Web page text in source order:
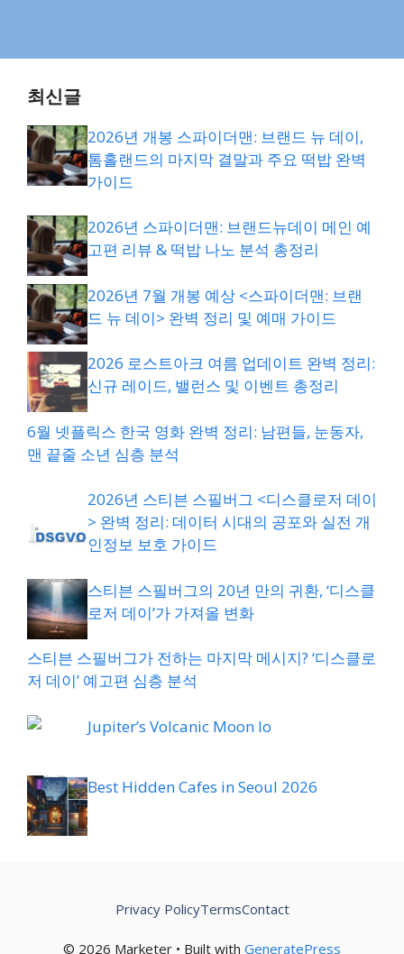
최신글
2026년 개봉 스파이더맨: 브랜드 뉴 데이,
톰홀랜드의 마지막 결말과 주요 떡밥 완벽
가이드
2026년 스파이더맨: 브랜드뉴데이 메인 예
고편 리뷰 & 떡밥 나노 분석 총정리
2026년 7월 개봉 예상 <스파이더맨: 브랜
드 뉴 데이> 완벽 정리 및 예매 가이드
2026 로스트아크 여름 업데이트 완벽 정리:
신규 레이드, 밸런스 및 이벤트 총정리
6월 넷플릭스 한국 영화 완벽 정리: 남편들, 눈동자,
맨 끝줄 소년 심층 분석
2026년 스티븐 스필버그 <디스클로저 데이
> 완벽 정리: 데이터 시대의 공포와 실전 개
인정보 보호 가이드
스티븐 스필버그의 20년 만의 귀환, ‘디스클
로저 데이’가 가져올 변화
스티븐 스필버그가 전하는 마지막 메시지? ‘디스클로
저 데이’ 예고편 심층 분석
Jupiter’s Volcanic Moon Io
Best Hidden Cafes in Seoul 2026
© 2026 Marketer • Built with GeneratePress
Privacy PolicyTermsContact